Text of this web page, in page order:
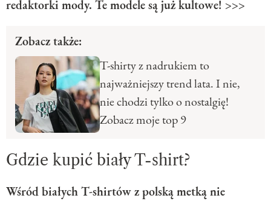
redaktorki mody. Te modele są już kultowe! >>>
Zobacz także:
T-shirty z nadrukiem to
najważniejszy trend lata. I nie,
nie chodzi tylko o nostalgię!
Zobacz moje top 9
Gdzie kupić biały T-shirt?
Wśród białych T-shirtów z polską metką nie